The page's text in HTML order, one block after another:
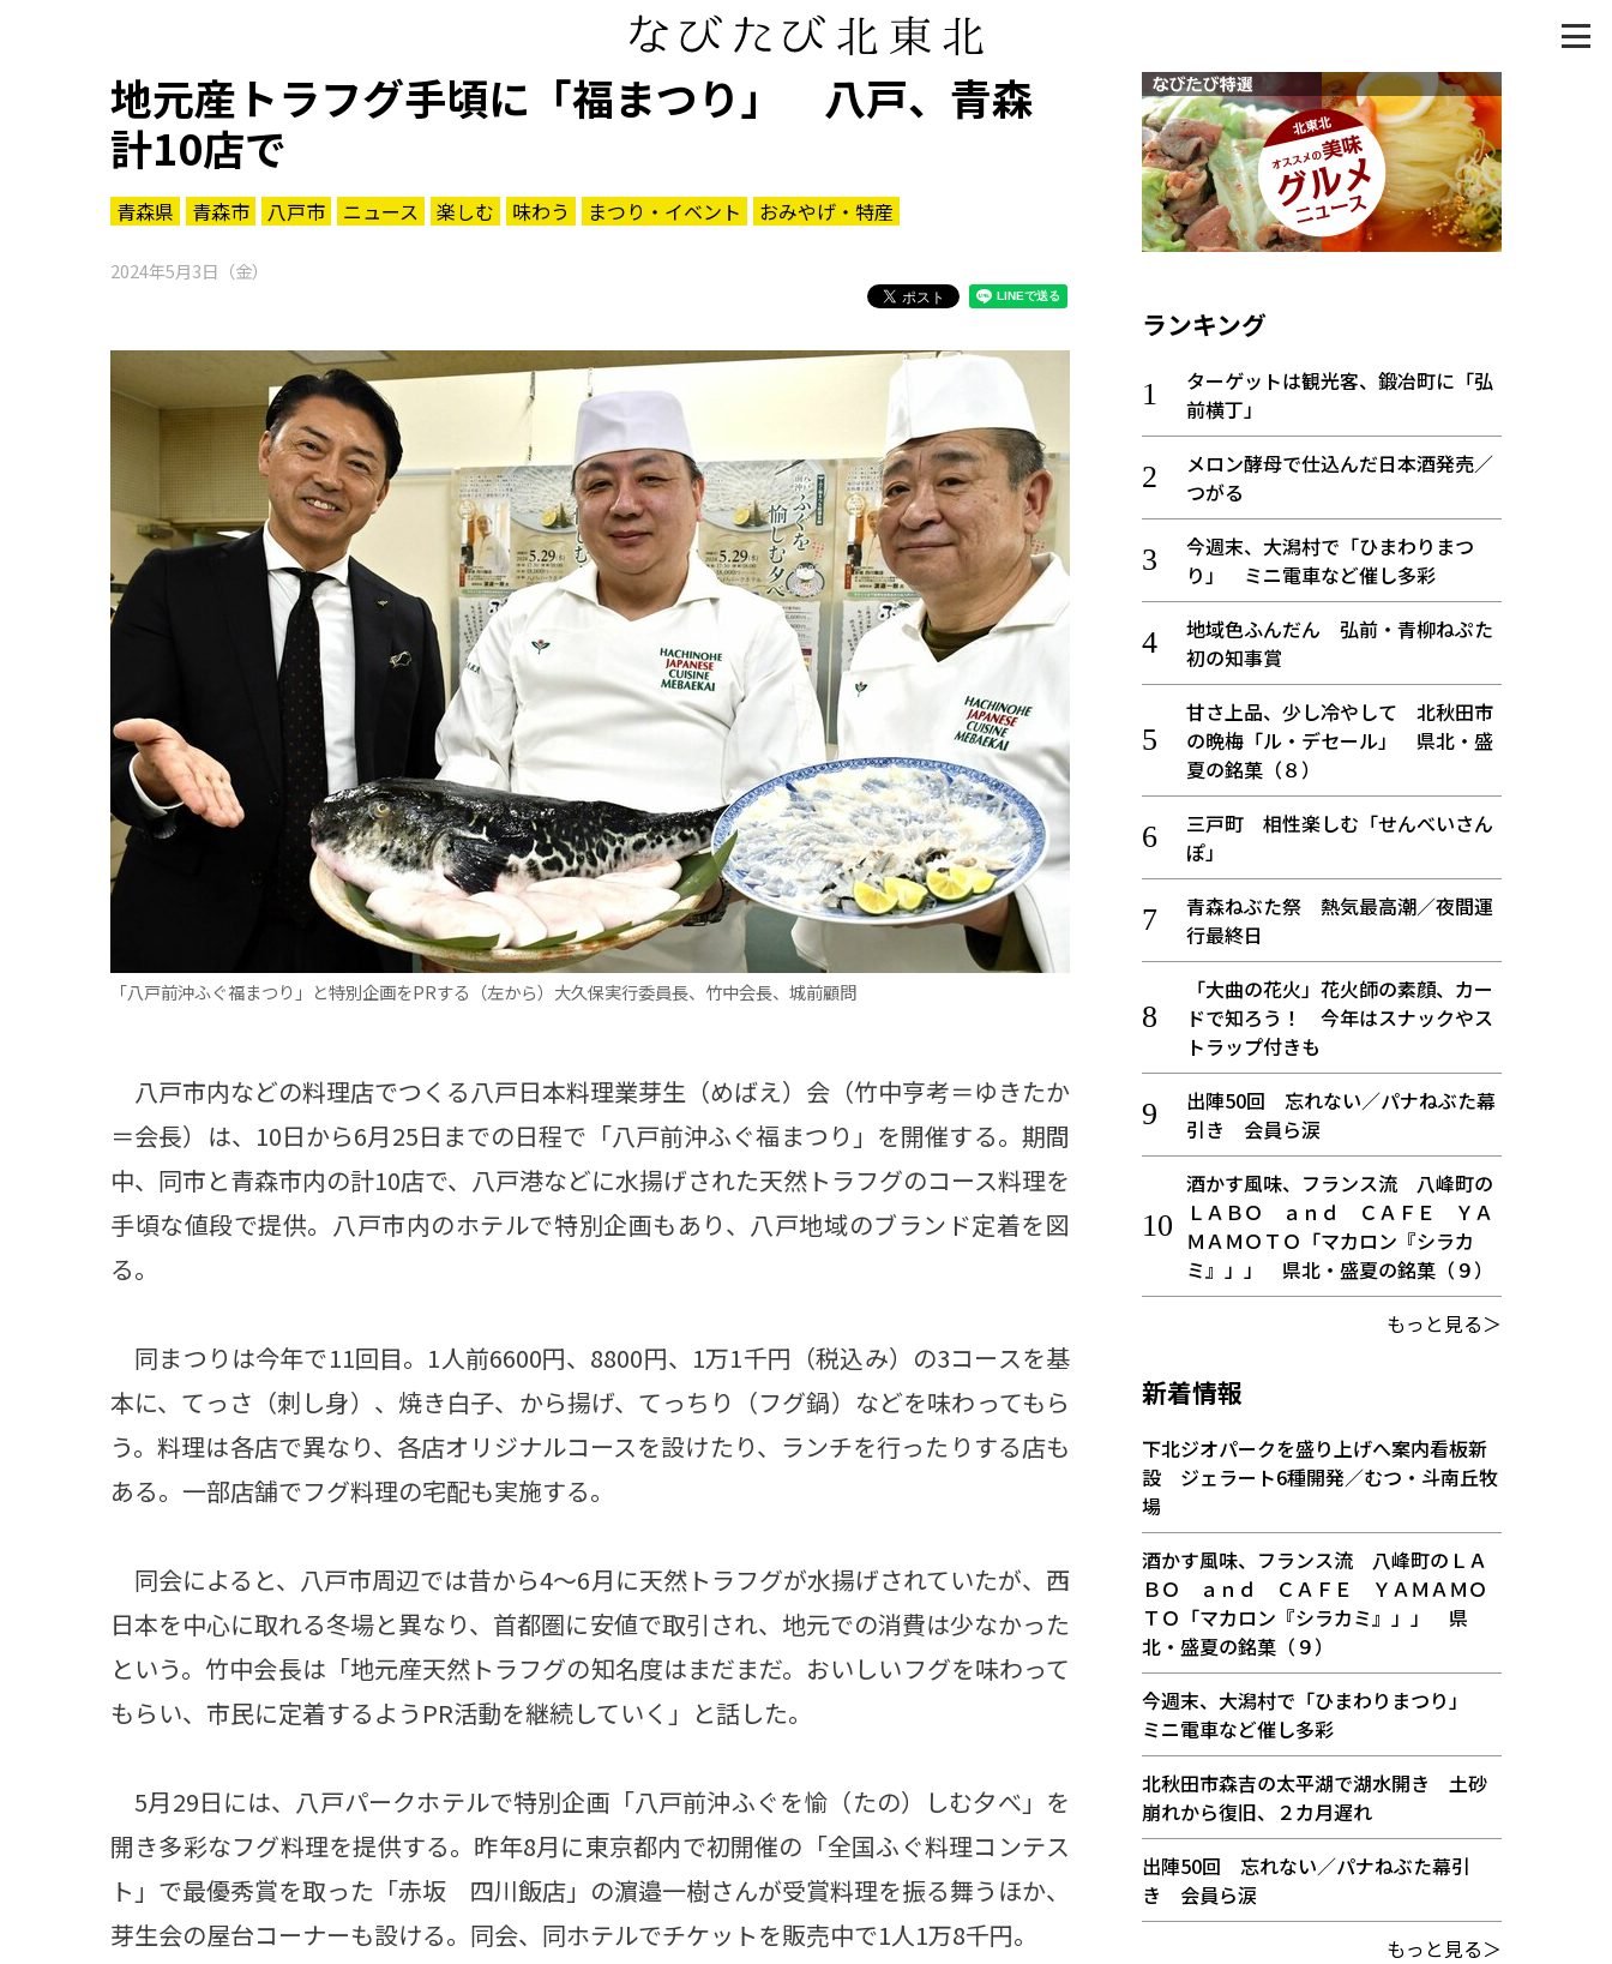
地元産トラフグ手頃に「福まつり」 八戸、青森
計10店で
青森県 青森市 八戸市 ニュース 楽しむ 味わう まつり・イベント おみやげ・特産
2024年5月3日（金）
「八戸前沖ふぐ福まつり」と特別企画をPRする（左から）大久保実行委員長、竹中会長、城前顧問
八戸市内などの料理店でつくる八戸日本料理業芽生（めばえ）会（竹中亨考＝ゆきたか
＝会長）は、10日から6月25日までの日程で「八戸前沖ふぐ福まつり」を開催する。期間
中、同市と青森市内の計10店で、八戸港などに水揚げされた天然トラフグのコース料理を
手頃な値段で提供。八戸市内のホテルで特別企画もあり、八戸地域のブランド定着を図
る。
同まつりは今年で11回目。1人前6600円、8800円、1万1千円（税込み）の3コースを基
本に、てっさ（刺し身）、焼き白子、から揚げ、てっちり（フグ鍋）などを味わってもら
う。料理は各店で異なり、各店オリジナルコースを設けたり、ランチを行ったりする店も
ある。一部店舗でフグ料理の宅配も実施する。
同会によると、八戸市周辺では昔から4～6月に天然トラフグが水揚げされていたが、西
日本を中心に取れる冬場と異なり、首都圏に安値で取引され、地元での消費は少なかった
という。竹中会長は「地元産天然トラフグの知名度はまだまだ。おいしいフグを味わって
もらい、市民に定着するようPR活動を継続していく」と話した。
5月29日には、八戸パークホテルで特別企画「八戸前沖ふぐを愉（たの）しむ夕べ」を
開き多彩なフグ料理を提供する。昨年8月に東京都内で初開催の「全国ふぐ料理コンテス
ト」で最優秀賞を取った「赤坂 四川飯店」の濵邉一樹さんが受賞料理を振る舞うほか、
芽生会の屋台コーナーも設ける。同会、同ホテルでチケットを販売中で1人1万8千円。
ランキング
ターゲットは観光客、鍛冶町に「弘
前横丁」
メロン酵母で仕込んだ日本酒発売／
つがる
今週末、大潟村で「ひまわりまつ
り」 ミニ電車など催し多彩
地域色ふんだん 弘前・青柳ねぷた
初の知事賞
甘さ上品、少し冷やして 北秋田市
の晩梅「ル・デセール」 県北・盛
夏の銘菓（８）
三戸町 相性楽しむ「せんべいさん
ぽ」
青森ねぶた祭 熱気最高潮／夜間運
行最終日
「大曲の花火」花火師の素顔、カー
ドで知ろう！ 今年はスナックやス
トラップ付きも
出陣50回 忘れない／パナねぶた幕
引き 会員ら涙
酒かす風味、フランス流 八峰町の
ＬＡＢＯ ａｎｄ ＣＡＦＥ ＹＡ
ＭＡＭＯＴＯ「マカロン『シラカ
ミ』」」 県北・盛夏の銘菓（９）
もっと見る＞
新着情報
下北ジオパークを盛り上げへ案内看板新
設 ジェラート6種開発／むつ・斗南丘牧
場
酒かす風味、フランス流 八峰町のＬＡ
ＢＯ ａｎｄ ＣＡＦＥ ＹＡＭＡＭＯ
ＴＯ「マカロン『シラカミ』」」 県
北・盛夏の銘菓（９）
今週末、大潟村で「ひまわりまつり」
ミニ電車など催し多彩
北秋田市森吉の太平湖で湖水開き 土砂
崩れから復旧、２カ月遅れ
出陣50回 忘れない／パナねぶた幕引
き 会員ら涙
もっと見る＞
パワースポット
ご当地グルメ